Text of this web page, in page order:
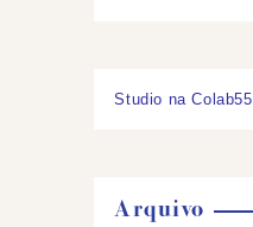
Studio na Colab55
Arquivo